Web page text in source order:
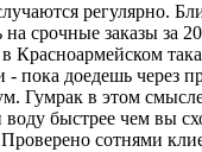
регулярно.
на срочные заказы за
Красноармейском
- пока доедешь через
Гумрак в этом
быстрее чем вы
сотнями